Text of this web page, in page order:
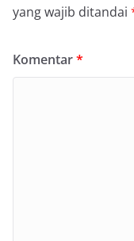
yang wajib ditandai
Komentar*